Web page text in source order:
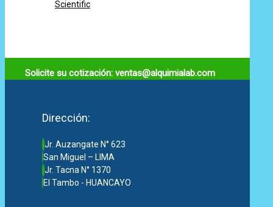
Scientific
Solicite su cotización: ventas@alquimialab.com
Dirección:
Jr. Auzangate N° 623
San Miguel – LIMA
Jr. Tacna N° 1370
El Tambo - HUANCAYO